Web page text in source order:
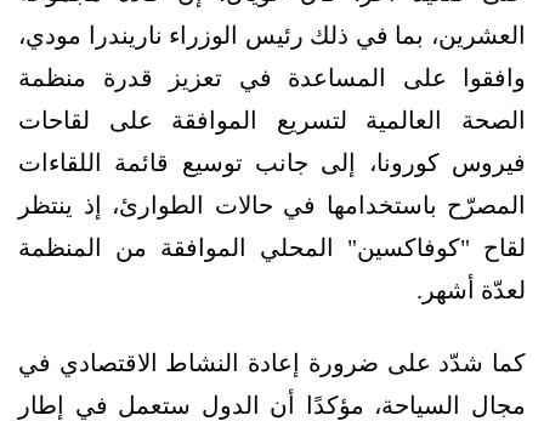
العشرين، بما في ذلك رئيس الوزراء ناريندرا مودي،
وافقوا على المساعدة في تعزيز قدرة منظمة
الصحة العالمية لتسريع الموافقة على لقاحات
فيروس كورونا، إلى جانب توسيع قائمة اللقاءات
المصرّح باستخدامها في حالات الطوارئ، إذ ينتظر
لقاح "كوفاكسين" المحلي الموافقة من المنظمة
لعدّة أشهر.
كما شدّد على ضرورة إعادة النشاط الاقتصادي في
مجال السياحة، مؤكدًا أن الدول ستعمل في إطار